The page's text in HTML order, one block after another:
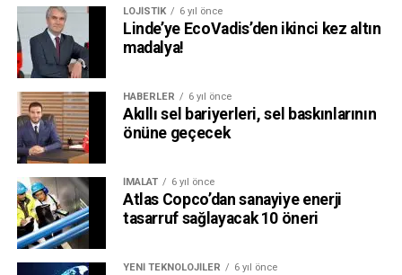
LOJISTIK 6 yıl önce
Linde’ye EcoVadis’den ikinci kez altın
madalya!
HABERLER 6 yıl önce
Akıllı sel bariyerleri, sel baskınlarının
önüne geçecek
İMALAT 6 yıl önce
Atlas Copco’dan sanayiye enerji
tasarruf sağlayacak 10 öneri
YENI TEKNOLOJILER 6 yıl önce